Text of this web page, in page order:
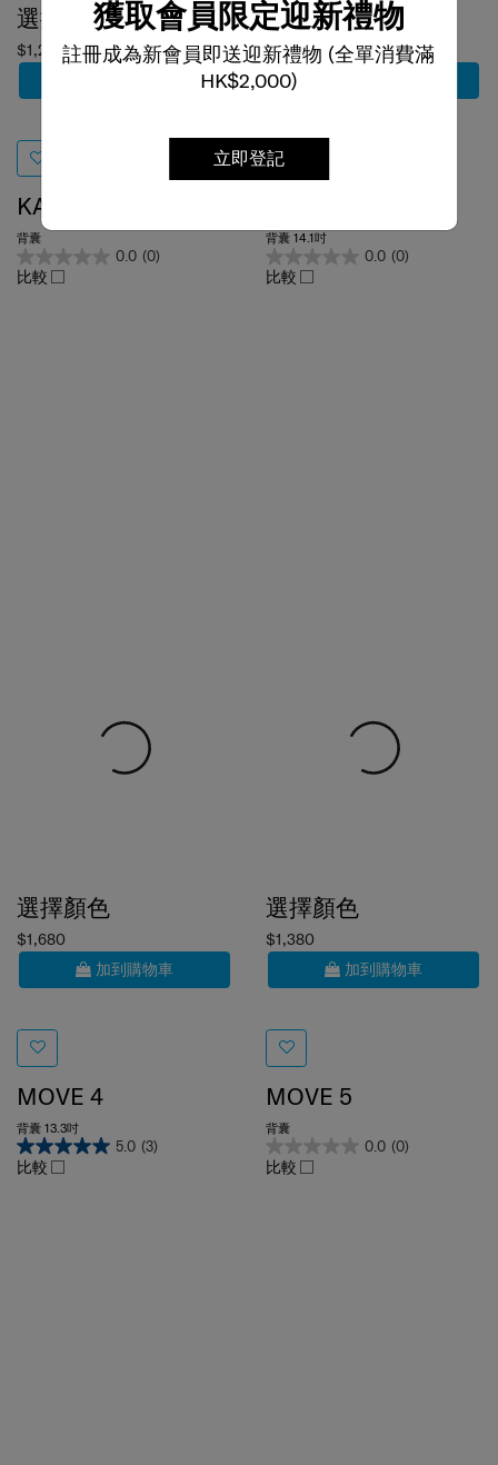
獲取會員限定迎新禮物
註冊成為新會員即送迎新禮物 (全單消費滿
HK$2,000)
立即登記
$1,200
加到購物車
KARISSA EVO
背囊
0.0 (0)
比較
$1,280
加到購物車
EVERY-TIME 2
0.0 (0)
比較
$1,680
加到購物車
MOVE 4
背囊 13.3吋
比較
$1,380
加到購物車
MOVE 5
背囊
比較